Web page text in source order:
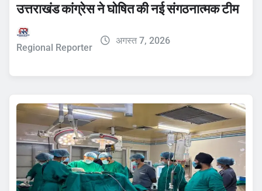
उत्तराखंड कांग्रेस ने घोषित की नई संगठनात्मक टीम
Regional Reporter
अगस्त 7, 2026